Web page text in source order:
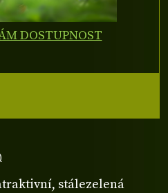
stálezelená
DOSTUPNOST